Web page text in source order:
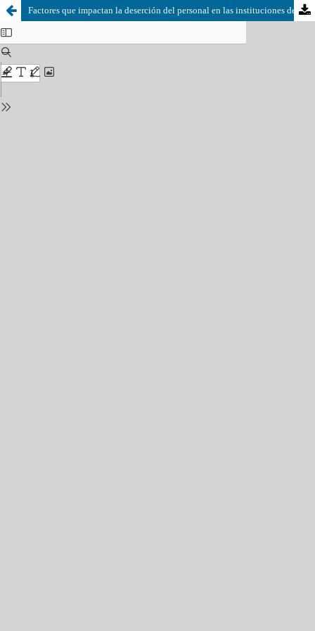
Factores que impactan la deserción del personal en las instituciones de educación superior privadas